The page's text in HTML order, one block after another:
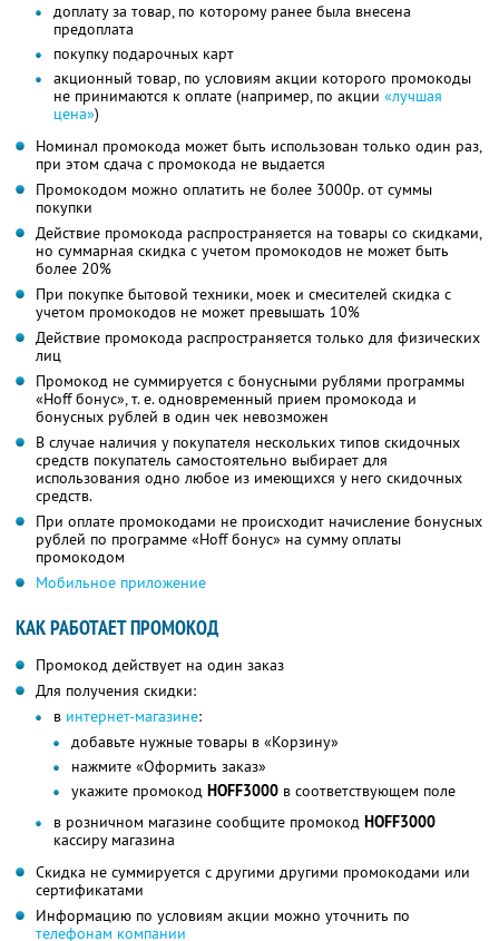
доплату за товар, по которому ранее была внесена
предоплата
покупку подарочных карт
акционный товар, по условиям акции которого промокоды
не принимаются к оплате (например, по акции «лучшая
цена»)
Номинал промокода может быть использован только один раз,
при этом сдача с промокода не выдается
Промокодом можно оплатить не более 3000р. от суммы
покупки
Действие промокода распространяется на товары со скидками,
но суммарная скидка с учетом промокодов не может быть
более 20%
При покупке бытовой техники, моек и смесителей скидка с
учетом промокодов не может превышать 10%
Действие промокода распространяется только для физических
лиц
Промокод не суммируется с бонусными рублями программы
«Hoff бонус», т. е. одновременный прием промокода и
бонусных рублей в один чек невозможен
В случае наличия у покупателя нескольких типов скидочных
средств покупатель самостоятельно выбирает для
использования одно любое из имеющихся у него скидочных
средств.
При оплате промокодами не происходит начисление бонусных
рублей по программе «Hoff бонус» на сумму оплаты
промокодом
Мобильное приложение
КАК РАБОТАЕТ ПРОМОКОД
Промокод действует на один заказ
Для получения скидки:
в интернет-магазине:
добавьте нужные товары в «Корзину»
нажмите «Оформить заказ»
укажите промокод HOFF3000 в соответствующем поле
в розничном магазине сообщите промокод HOFF3000
кассиру магазина
Скидка не суммируется с другими другими промокодами или
сертификатами
Информацию по условиям акции можно уточнить по
телефонам компании